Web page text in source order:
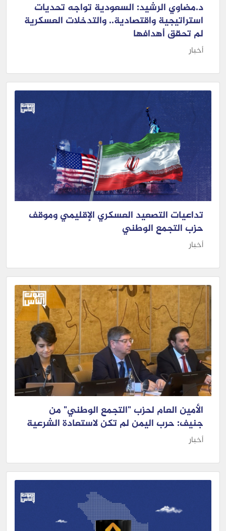
د.مضاوي الرشيد: السعودية تواجه تحديات
استراتيجية واقتصادية.. والتدخلات العسكرية
لم تحقق أهدافها
أخبار
تداعيات التصعيد العسكري الإقليمي وموقف
حزب التجمع الوطني
أخبار
الأمين العام لحزب "التجمع الوطني" من
جنيف: حرب اليمن لم تكن لاستعادة الشرعية
أخبار